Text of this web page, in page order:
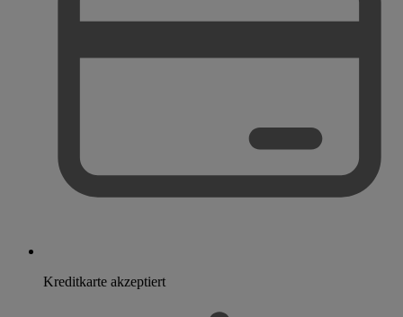
Kreditkarte akzeptiert